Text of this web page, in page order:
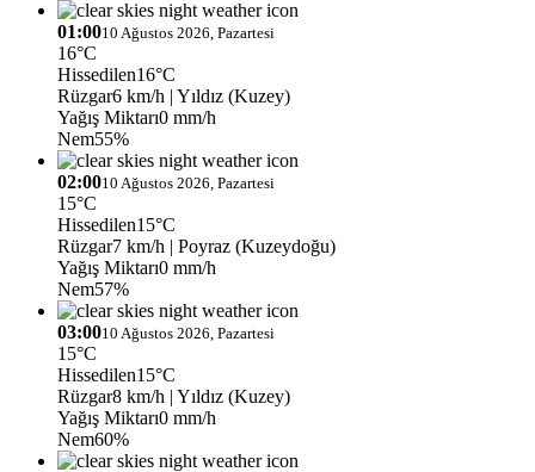
01:0010 Ağustos 2026, Pazartesi
16°C
Hissedilen16°C
Rüzgar6 km/h | Yıldız (Kuzey)
Yağış Miktarı0 mm/h
Nem55%
02:0010 Ağustos 2026, Pazartesi
15°C
Hissedilen15°C
Rüzgar7 km/h | Poyraz (Kuzeydoğu)
Yağış Miktarı0 mm/h
Nem57%
03:0010 Ağustos 2026, Pazartesi
15°C
Hissedilen15°C
Rüzgar8 km/h | Yıldız (Kuzey)
Yağış Miktarı0 mm/h
Nem60%